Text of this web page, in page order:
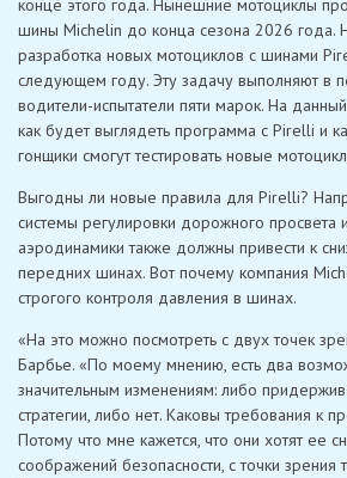
конце этого года. Нынешние мотоциклы
шины Michelin до конца сезона 2026 года.
разработка новых мотоциклов с шинами
следующем году. Эту задачу выполняют в
водители-испытатели пяти марок. На
как будет выглядеть программа с Pirelli и
гонщики смогут тестировать новые
Выгодны ли новые правила для Pirelli?
системы регулировки дорожного просвета
аэродинамики также должны привести к
передних шинах. Вот почему компания
строгого контроля давления в шинах.
«На это можно посмотреть с двух точек
Барбье. «По моему мнению, есть два
значительным изменениям: либо
стратегии, либо нет. Каковы требования к
Потому что мне кажется, что они хотят ее
соображений безопасности, с точки зрения